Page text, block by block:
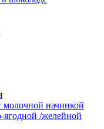
молочной начинкой
ягодной /желейной